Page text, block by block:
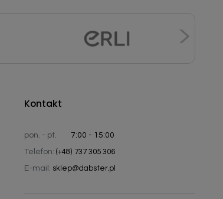
Kontakt
pon. - pt.
7:00 - 15:00
Telefon: (+48) 737 305 306
E-mail: sklep@dabster.pl